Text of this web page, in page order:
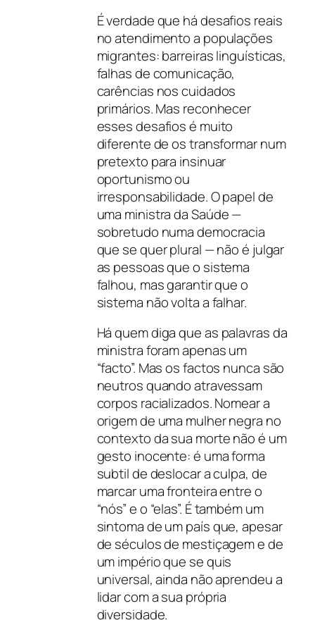
É verdade que há desafios reais
no atendimento a populações
migrantes: barreiras linguísticas,
falhas de comunicação,
carências nos cuidados
primários. Mas reconhecer
esses desafios é muito
diferente de os transformar num
pretexto para insinuar
oportunismo ou
irresponsabilidade. O papel de
uma ministra da Saúde —
sobretudo numa democracia
que se quer plural — não é julgar
as pessoas que o sistema
falhou, mas garantir que o
sistema não volta a falhar.
Há quem diga que as palavras da
ministra foram apenas um
“facto”. Mas os factos nunca são
neutros quando atravessam
corpos racializados. Nomear a
origem de uma mulher negra no
contexto da sua morte não é um
gesto inocente: é uma forma
subtil de deslocar a culpa, de
marcar uma fronteira entre o
“nós” e o “elas”. É também um
sintoma de um país que, apesar
de séculos de mestiçagem e de
um império que se quis
universal, ainda não aprendeu a
lidar com a sua própria
diversidade.